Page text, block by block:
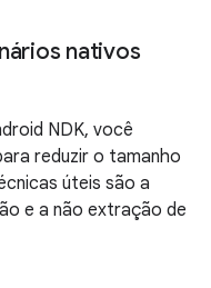
nativos
NDK, você
reduzir o tamanho
úteis são a
e a não extração de